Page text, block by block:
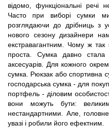
відомо, функціональні речі
Часто при виборі сумки
розглядаючи до дрібниць з
нового сезону дизайнери
екстравагантним. Чому ж так
проста. Сумка давно
аксесуарів. Для кожного
сумка. Рюкзак або спортивна
господарська сумка - для
портфель - діловим
вони можуть бути:
нестандартними. Але,
увазі і робили його ефектним.